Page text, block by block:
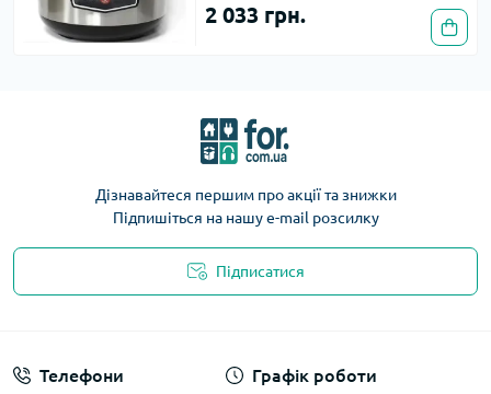
2 033 грн.
Дізнавайтеся першим про акції та знижки
Підпишіться на нашу e-mail розсилку
Підписатися
Телефони Графік роботи